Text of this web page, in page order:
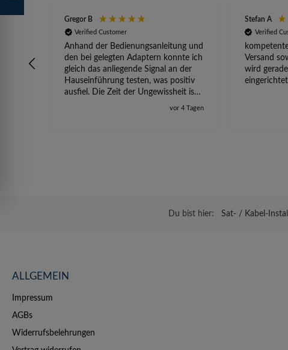
Gregor B
Verified Customer
Anhand der Bedienungsanleitung und
den bei gelegten Adaptern konnte ich
gleich das anliegende Signal an der
Hauseinführung testen, was positiv
ausfiel. Die Zeit der Ungewissheit ist
jetzt vorbei, ich kann mit Sicherheit
vor 4 Tagen
Stefan A
Verified
Versand
wird
eingerichtet
Du bist hier: Sat- / Kabel-
ALLGEMEIN
Impressum
AGBs
Widerrufsbelehrungen